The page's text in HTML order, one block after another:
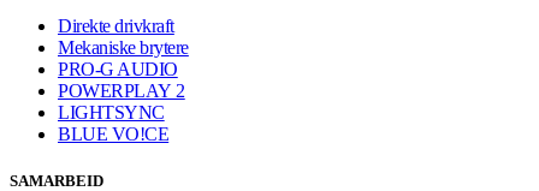
Direkte drivkraft
Mekaniske brytere
PRO-G AUDIO
POWERPLAY 2
LIGHTSYNC
BLUE VO!CE
SAMARBEID